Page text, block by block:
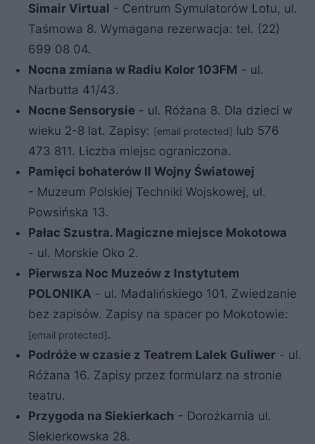
Simair Virtual - Centrum Symulatorów Lotu, ul.
Taśmowa 8. Wymagana rezerwacja: tel. (22)
699 08 04.
Nocna zmiana w Radiu Kolor 103FM - ul.
Narbutta 41/43.
Nocne Sensorysie - ul. Różana 8. Dla dzieci w
wieku 2-8 lat. Zapisy: [email protected] lub 576
473 811. Liczba miejsc ograniczona.
Pamięci bohaterów II Wojny Światowej
- Muzeum Polskiej Techniki Wojskowej, ul.
Powsińska 13.
Pałac Szustra. Magiczne miejsce Mokotowa
- ul. Morskie Oko 2.
Pierwsza Noc Muzeów z Instytutem
POLONIKA - ul. Madalińskiego 101. Zwiedzanie
bez zapisów. Zapisy na spacer po Mokotowie:
[email protected].
Podróże w czasie z Teatrem Lalek Guliwer - ul.
Różana 16. Zapisy przez formularz na stronie
teatru.
Przygoda na Siekierkach - Dorożkarnia ul.
Siekierkowska 28.